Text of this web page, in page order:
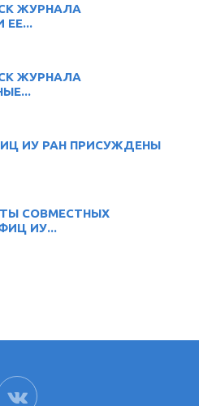
ЖУРНАЛА
ЕЕ...
ЖУРНАЛА
ИУ РАН ПРИСУЖДЕНЫ
СОВМЕСТНЫХ
ИУ...
ВК